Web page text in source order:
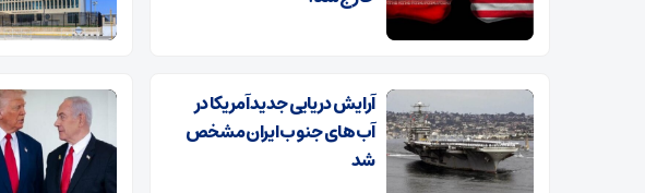
آرایش دریایی جدید آمریکا در
آب‌های جنوب ایران مشخص
شد